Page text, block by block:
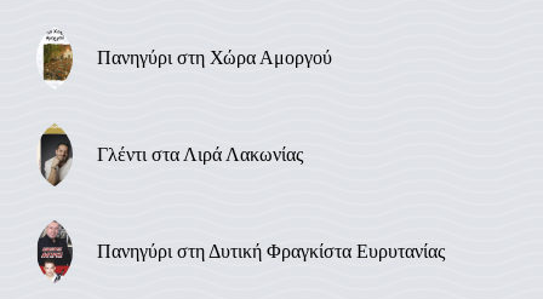
Πανηγύρι στη Χώρα Αμοργού
Γλέντι στα Λιρά Λακωνίας
Πανηγύρι στη Δυτική Φραγκίστα Ευρυτανίας